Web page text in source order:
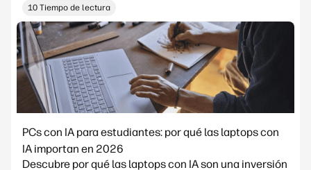
10 Tiempo de lectura
PCs con IA para estudiantes: por qué las laptops con
IA importan en 2026
Descubre por qué las laptops con IA son una inversión